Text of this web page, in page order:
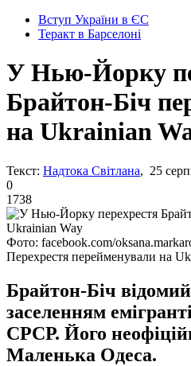
Вступ України в ЄС
Теракт в Барселоні
У Нью-Йорку
Брайтон-Біч
на Ukrainian
Текст: Надтока Світлана, 25
0
1738
Фото: facebook.com/
Перехрестя перейменували на
Брайтон-Біч
заселенням
СРСР. Його
Маленька Одеса.